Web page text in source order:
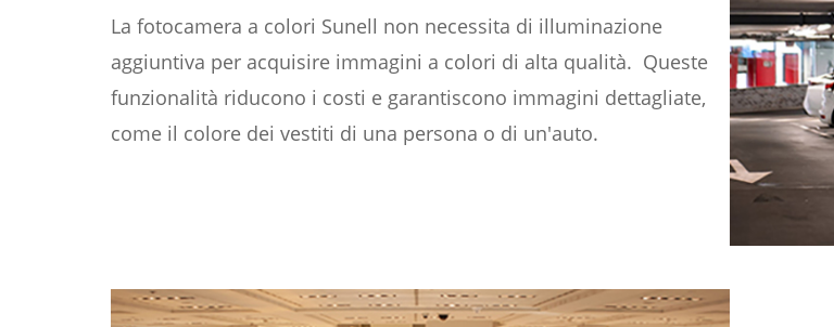
La fotocamera a colori Sunell non necessita di illuminazione
aggiuntiva per acquisire immagini a colori di alta qualità. Queste
funzionalità riducono i costi e garantiscono immagini dettagliate,
come il colore dei vestiti di una persona o di un'auto.